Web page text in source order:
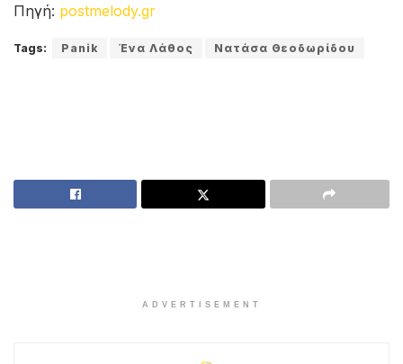
Πηγή: postmelody.gr
Tags: Panik Ένα Λάθος Νατάσα Θεοδωρίδου
ADVERTISEMENT